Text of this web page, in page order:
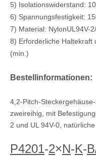
5) Isolationswiderstand:
6) Spannungsfestigkeit:
7) Material: NylonUL94V-
8) Erforderliche Haltekraft
(min.)
Bestellinformationen:
4,2-Pitch-
zweireihig, mit
2 und UL 94V-0,
P4201-2×N-K-